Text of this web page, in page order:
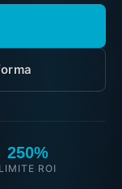
250%
LIMITE ROI